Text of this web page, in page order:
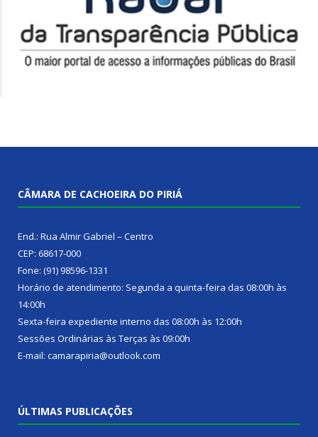
CÂMARA DE CACHOEIRA DO PIRIÁ
End.: Rua Almir Gabriel – Centro
CEP: 68617-000
Fone: (91) 98596-1331
Horário de atendimento: Segunda a quinta-feira das 08:00h às
14:00h
Sexta-feira expediente interno das 08:00h às 12:00h
Sessões Ordinárias às Terças às 09:00h
E-mail: camarapiria@outlook.com
ÚLTIMAS PUBLICAÇÕES